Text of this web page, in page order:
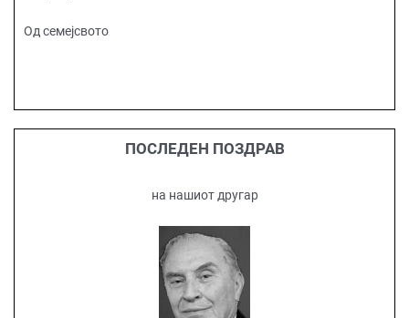
Од семејсвото
ПОСЛЕДЕН ПОЗДРАВ
на нашиот другар